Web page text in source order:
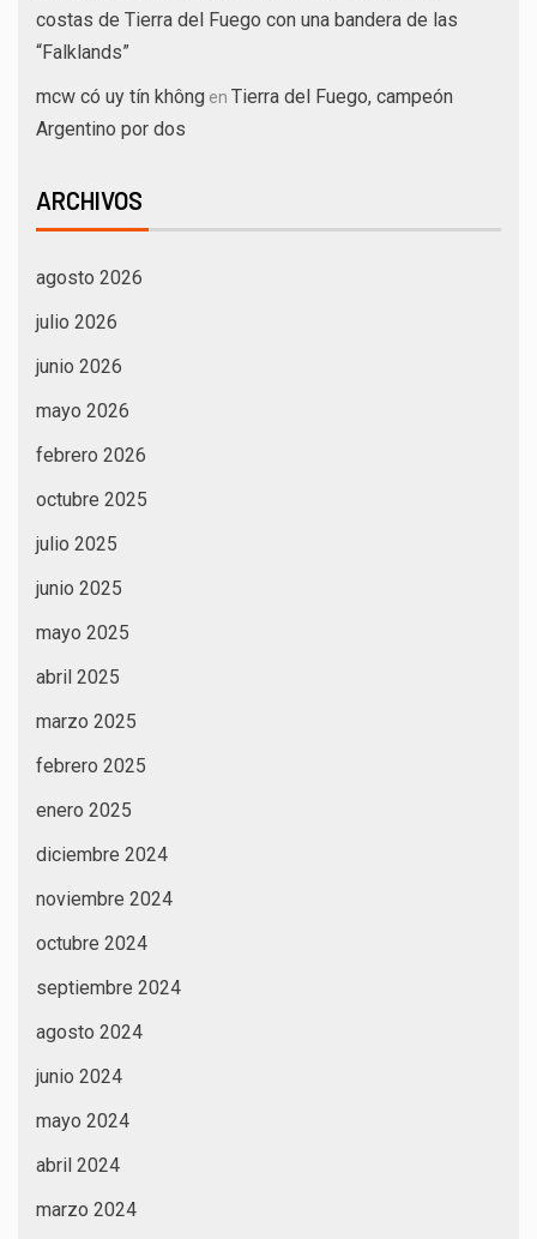
costas de Tierra del Fuego con una bandera de las
“Falklands”
mcw có uy tín không en Tierra del Fuego, campeón
Argentino por dos
ARCHIVOS
agosto 2026
julio 2026
junio 2026
mayo 2026
febrero 2026
octubre 2025
julio 2025
junio 2025
mayo 2025
abril 2025
marzo 2025
febrero 2025
enero 2025
diciembre 2024
noviembre 2024
octubre 2024
septiembre 2024
agosto 2024
junio 2024
mayo 2024
abril 2024
marzo 2024